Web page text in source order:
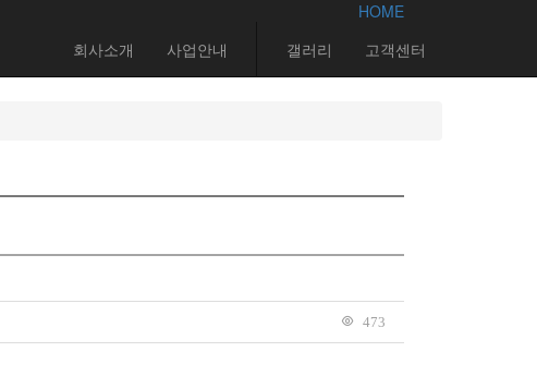
HOME
회사소개
사업안내 갤러리 고객센터
473